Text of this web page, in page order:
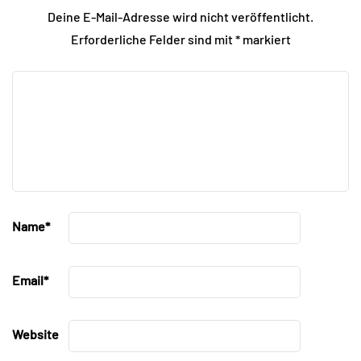
Deine E-Mail-Adresse wird nicht veröffentlicht.
Erforderliche Felder sind mit*markiert
Name*
Email*
Website